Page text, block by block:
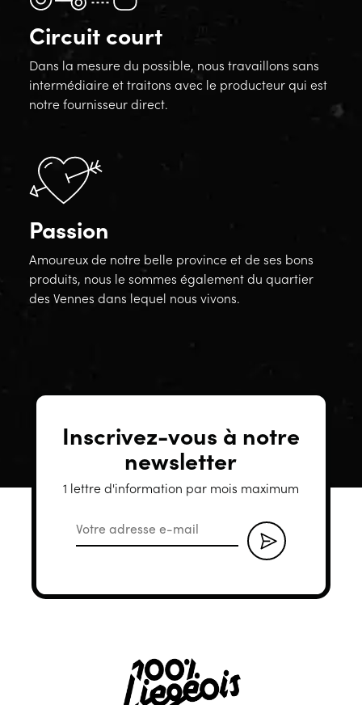
Circuit court
Dans la mesure du possible, nous travaillons sans
intermédiaire et traitons avec le producteur qui est
notre fournisseur direct.
Passion
Amoureux de notre belle province et de ses bons
produits, nous le sommes également du quartier
des Vennes dans lequel nous vivons.
Inscrivez-vous à notre
newsletter
1 lettre d'information par mois maximum